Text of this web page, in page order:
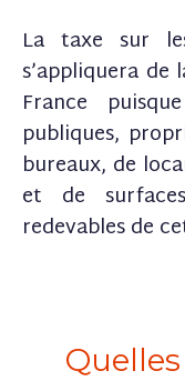
La taxe sur
s’appliquera de
France
publiques,
bureaux, de
et de
redevables de